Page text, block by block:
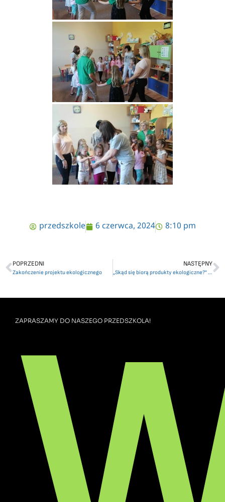
przedszkole 6 czerwca, 2024 8:10 pm
POPRZEDNI
Zakończenie projektu ekologicznego
NASTĘPNY
„Skąd się biorą produkty ekologiczne?” – program edukacyjny GISu.
ZAPRASZAMY DO NASZEGO PRZEDSZKOLA!